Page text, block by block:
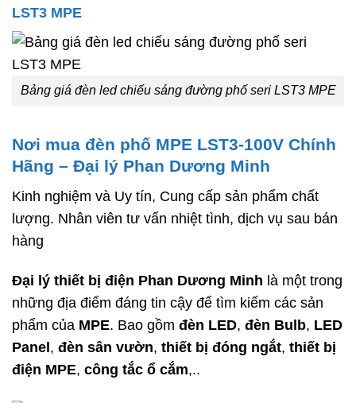
LST3 MPE
Bảng giá đèn led chiếu sáng đường phố seri LST3 MPE
Nơi mua đèn phố MPE LST3-100V Chính
Hãng – Đại lý Phan Dương Minh
Kinh nghiệm và Uy tín, Cung cấp sản phẩm chất
lượng. Nhân viên tư vấn nhiệt tình, dịch vụ sau bán
hàng
Đại lý thiết bị điện Phan Dương Minh là một trong
những địa điểm đáng tin cậy để tìm kiếm các sản
phẩm của MPE. Bao gồm đèn LED, đèn Bulb, LED
Panel , đèn sân vườn, thiết bị đóng ngắt, thiết bị
điện MPE, công tắc ổ cắm,..